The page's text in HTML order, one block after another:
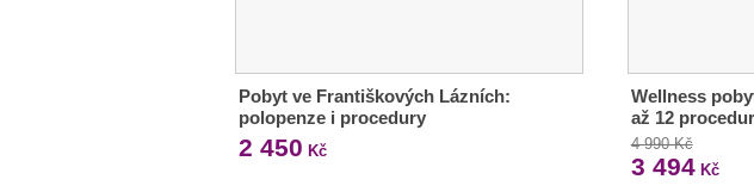
Pobyt ve Františkových Lázních:
polopenze i procedury
2 450 Kč
Wellness
až 12 procedur
4 990 Kč
3 494Kč